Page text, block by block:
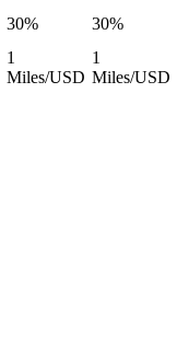
30%
30%
1
Miles/USD
1
Miles/USD